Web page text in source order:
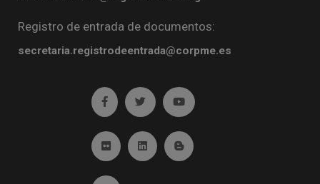
Registro de entrada de documentos:
secretaria.registrodeentrada@corpme.es
Ir a facebook (abre en ventana nueva)
Ir a twitter (abre en ventana nueva)
Ir a YouTube (abre en
Ir a Flickr (abre en ventana nueva)
Ir a Linkedin (abre en ventana nueva)
Ir al Blog (abre en ventana